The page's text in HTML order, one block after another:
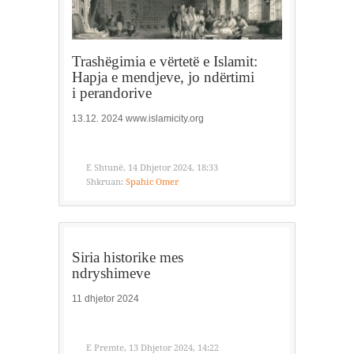
Trashëgimia e vërtetë e Islamit:
Hapja e mendjeve, jo ndërtimi
i perandorive
13.12. 2024 www.islamicity.org
E Shtunë, 14 Dhjetor 2024, 18:33
Shkruan: Spahic Omer
Siria historike mes
ndryshimeve
11 dhjetor 2024
E Premte, 13 Dhjetor 2024, 14:22